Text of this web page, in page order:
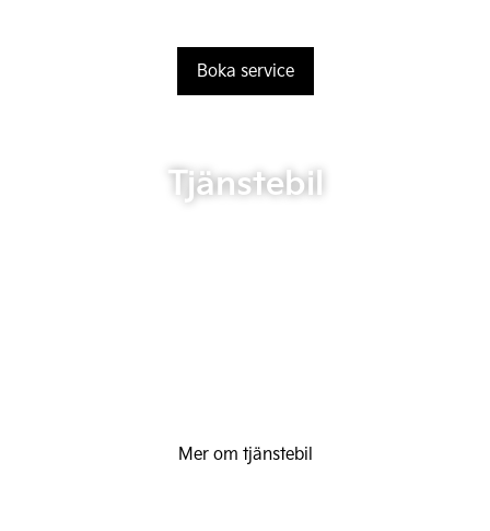
Boka service
Tjänstebil
Mer om tjänstebil